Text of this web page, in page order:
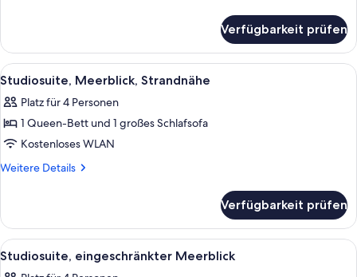
anzeigen
1
Schlafzimmer,
Meerblick,
Verfügbarkeit prüfen
Alle
Fotos
für
Studiosuite,
Meerblick,
Strandnähe
Ein Zimmer mit Backsteinwand,
9
Studiosuite, Meerblick, Strandnähe
Platz für 4 Personen
1 Queen-Bett und 1 großes Schlafsofa
Kostenloses WLAN
Weitere Details
Weitere
Meerblick,
Strandnähe
Verfügbarkeit prüfen
Alle
Fotos
Eine kompakte Küche mit
9
Studiosuite, eingeschränkter Meerblick